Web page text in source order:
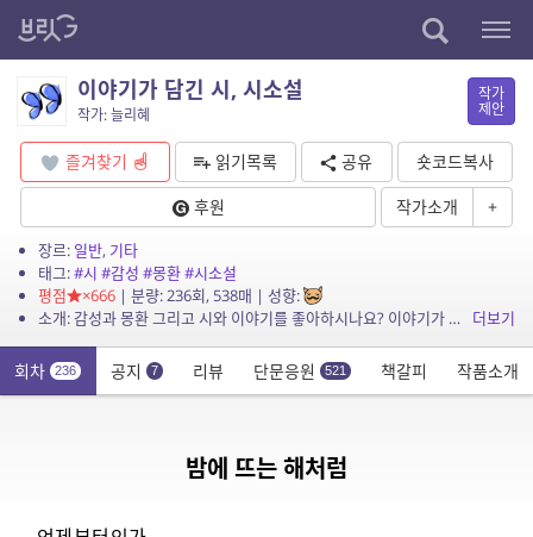
이야기가 담긴 시, 시소설
작가: 늘리혜
작가
제안
즐겨찾기 읽기목록 공유
숏코드복사
후원
작가소개 +
장르: 일반, 기타
태그:#시 #감성 #몽환#시소설
평점
×666| 분량: 236회, 538매 | 성향:
소개: 감성과 몽환 그리고 시와 이야기를 좋아하시나요? 이야기가 담긴 시, 시소설을 소개합니다.
더보기
회차 236 공지 7 리뷰 단문응원 521 책갈피 작품소개
밤에 뜨는 해처럼